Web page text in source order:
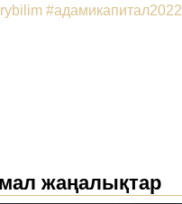
#адамикапитал2022
жаңалықтар